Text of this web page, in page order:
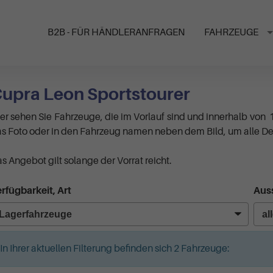
B2B - FÜR HÄNDLERANFRAGEN FAHRZEUGE
Leon Sportstourer
sehen Sie Fahrzeuge, die im Vorlauf sind und innerhalb
Foto oder in den Fahrzeug namen neben dem Bild, um alle
Angebot gilt solange der Vorrat reicht.
Art
In Ihrer aktuellen Filterung befinden sich 2Fahrzeuge: